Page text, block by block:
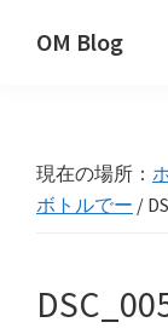
OM Blog
現在の場所：
ボトルでー /